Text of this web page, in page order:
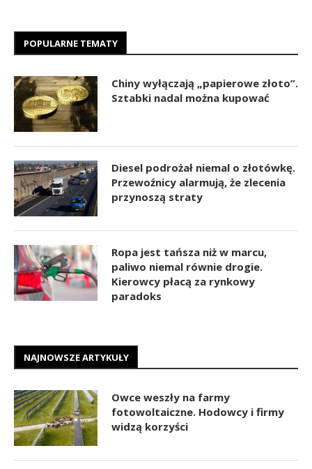
POPULARNE TEMATY
Chiny wyłączają „papierowe złoto”.
Sztabki nadal można kupować
Diesel podrożał niemal o złotówkę.
Przewoźnicy alarmują, że zlecenia
przynoszą straty
Ropa jest tańsza niż w marcu,
paliwo niemal równie drogie.
Kierowcy płacą za rynkowy
paradoks
NAJNOWSZE ARTYKUŁY
Owce weszły na farmy
fotowoltaiczne. Hodowcy i firmy
widzą korzyści